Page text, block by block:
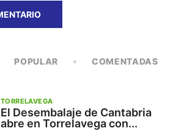
POPULAR COMENTADAS
TORRELAVEGA
El Desembalaje de Cantabria
abre en Torrelavega con...